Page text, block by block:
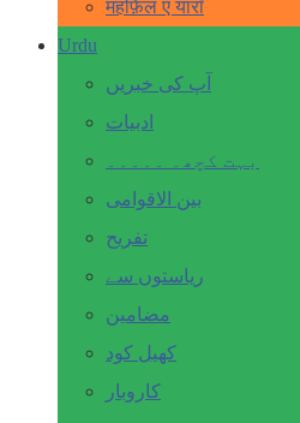
महफ़िल ए याराँ
Urdu
آپ کی خبریں
ادبیات
بہت کچھ۔ ۔۔۔۔۔
بین الاقوامی
تفریح
ریاستوں سے
مضامین
کھیل کود
کاروبار